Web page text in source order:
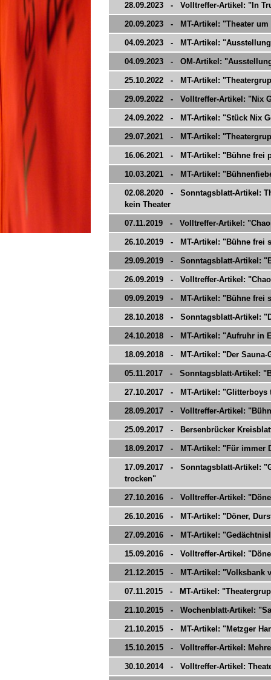
28.09.2023 - Volltreffer-Artikel: "In
20.09.2023 - MT-Artikel: "Theater um
04.09.2023 - MT-Artikel:
04.09.2023 - OM-Artikel:
25.10.2022 - MT-Artikel:
29.09.2022 - Volltreffer-Artikel: "Nix
24.09.2022 - MT-Artikel: "Stück Nix
29.07.2021 - MT-Artikel:
16.06.2021 - MT-Artikel: "Bühne frei
10.03.2021 - MT-Artikel:
02.08.2020 - Sonntagsblatt-Artikel:
kein Theater
07.11.2019 - Volltreffer-Artikel:
26.10.2019 - MT-Artikel: "Bühne frei
29.09.2019 - Sonntagsblatt-Artikel:
26.09.2019 - Volltreffer-Artikel:
09.09.2019 - MT-Artikel: "Bühne frei
28.10.2018 - Sonntagsblatt-Artikel:
24.10.2018 - MT-Artikel: "Aufruhr in
18.09.2018 - MT-Artikel: "Der Sauna-
05.11.2017 - Sonntagsblatt-Artikel:
27.10.2017 - MT-Artikel: "Glitterboys
28.09.2017 - Volltreffer-Artikel:
25.09.2017 - Bersenbrücker
18.09.2017 - MT-Artikel: "Für immer
17.09.2017 - Sonntagsblatt-Artikel:
trocken"
27.10.2016 - Volltreffer-Artikel:
26.10.2016 - MT-Artikel: "Döner,
27.09.2016 - MT-Artikel:
15.09.2016 - Volltreffer-Artikel:
21.12.2015 - MT-Artikel: "Volksbank
07.11.2015 - MT-Artikel:
21.10.2015 - Wochenblatt-Artikel:
21.10.2015 - MT-Artikel: "Metzger
15.10.2015 - Volltreffer-Artikel:
30.10.2014 - Volltreffer-Artikel: